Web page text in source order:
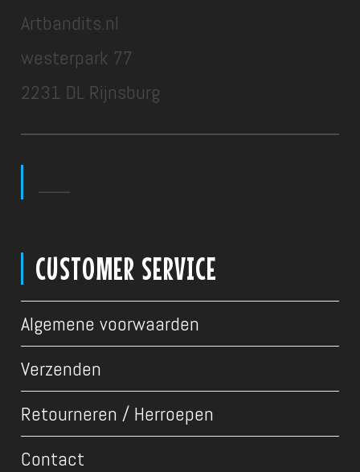
Artbandits.nl
westerpark 77
2231 DL Rijnsburg
CUSTOMER SERVICE
Algemene voorwaarden
Verzenden
Retourneren / Herroepen
Contact